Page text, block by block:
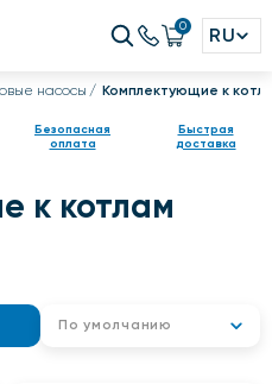
0 RU
насосы Комплектующие к
Безопасная
оплата
Быстрая
доставка
к котлам
По умолчанию